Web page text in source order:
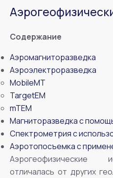
Содержание
Аэромагниторазведка
Аэроэлектроразведка
MobileMT
TargetEM
mTEM
Магниторазведка с
Спектрометрия с
Аэротопосъемка с
Аэрогеофизические
отличалась от других